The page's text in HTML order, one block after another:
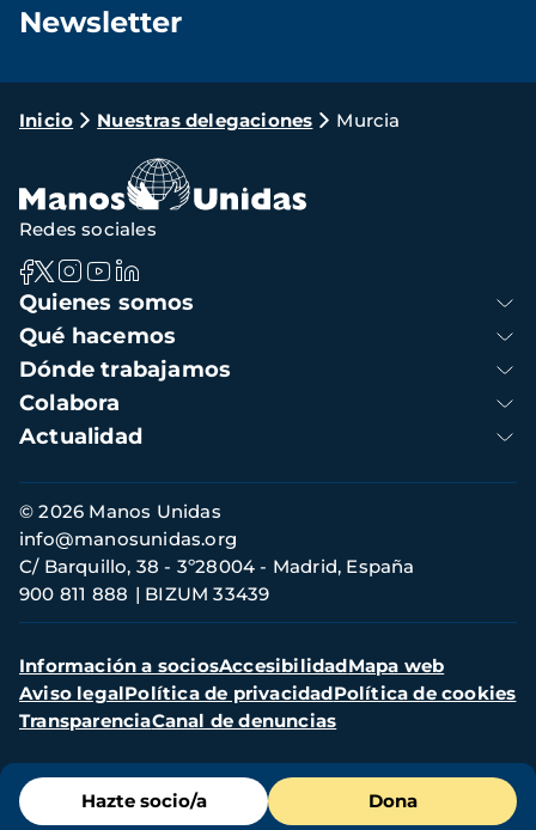
Newsletter
Ruta
navegación
Inicio Nuestras delegaciones Murcia
Menú
de
Hazte socio/a Dona
Navegación
principal
Quienes somos
Qué hacemos
Dónde trabajamos
Colabora
Actualidad
Redes sociales
Información
de
contacto
© 2026 Manos Unidas
C/ Barquillo, 38 - 3º28004 - Madrid, España
900 811 888
BIZUM 33439
info@manosunidas.org
Menú
secundario
Información a sociosAccesibilidadMapa web
Aviso legalPolítica de privacidadPolítica de cookies
TransparenciaCanal de denuncias